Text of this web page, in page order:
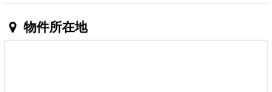
物件所在地